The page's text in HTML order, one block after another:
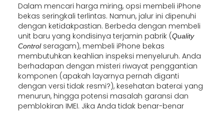
Dalam mencari harga miring, opsi membeli iPhone
bekas seringkali terlintas. Namun, jalur ini dipenuhi
dengan ketidakpastian. Berbeda dengan membeli
unit baru yang kondisinya terjamin pabrik (Quality
Controlseragam), membeli iPhone bekas
membutuhkan keahlian inspeksi menyeluruh. Anda
berhadapan dengan misteri riwayat penggantian
komponen (apakah layarnya pernah diganti
dengan versi tidak resmi?), kesehatan baterai yang
menurun, hingga potensi masalah garansi dan
pemblokiran IMEI. Jika Anda tidak benar-benar